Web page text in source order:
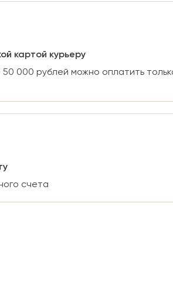
картой курьеру
000 рублей можно оплатить
счета